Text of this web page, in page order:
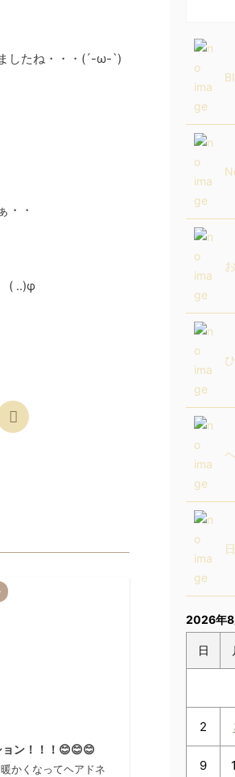
したね・・・(´-ω-`)
・・
( ..)φ
ン！！！😊😊😊
かくなってヘアドネ
2026年8
日
2
9